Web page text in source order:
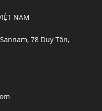
NAM
78 Duy Tân,